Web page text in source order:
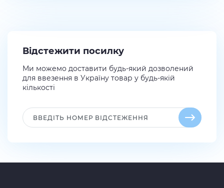
Відстежити посилку
Ми можемо доставити будь-який дозволений
для ввезення в Україну товар у будь-якій
кількості